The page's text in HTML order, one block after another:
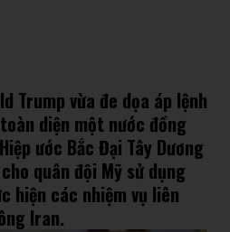
Trump vừa đe dọa áp lệnh
diện một nước đồng
ước Bắc Đại Tây Dương
quân đội Mỹ sử dụng
hiện các nhiệm vụ liên
Iran.